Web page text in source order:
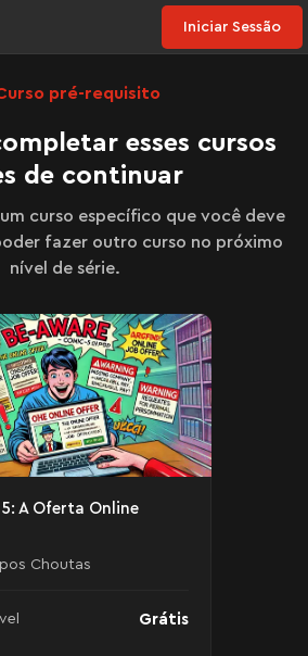
Iniciar Sessão
pré-requisito
esses cursos
de continuar
curso específico que você deve
fazer outro curso no próximo
nível de série.
5: A Oferta Online
Choutas
Grátis